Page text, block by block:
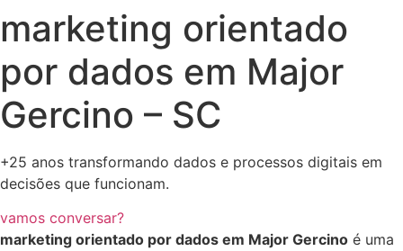
marketing orientado
por dados em Major
Gercino – SC
+25 anos transformando dados e processos digitais em
decisões que funcionam.
vamos conversar?
marketing orientado por dados em Major Gercino é uma